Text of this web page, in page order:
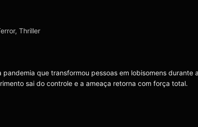
, Thriller
pandemia que transformou pessoas em lobisomens
sai do controle e a ameaça retorna com força total.